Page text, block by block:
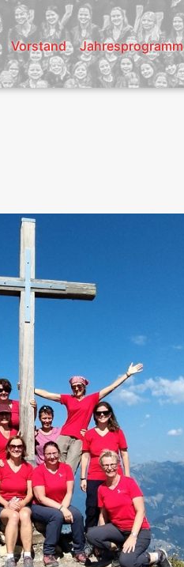
Vorstand Jahresprogramm